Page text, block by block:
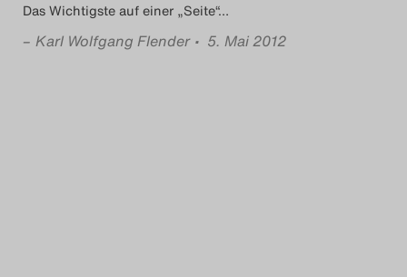
2019
Das Theatertreffen-Blog
Das Wichtigste auf einer „Seite“…
– Karl Wolfgang Flender • 5. Mai 2012